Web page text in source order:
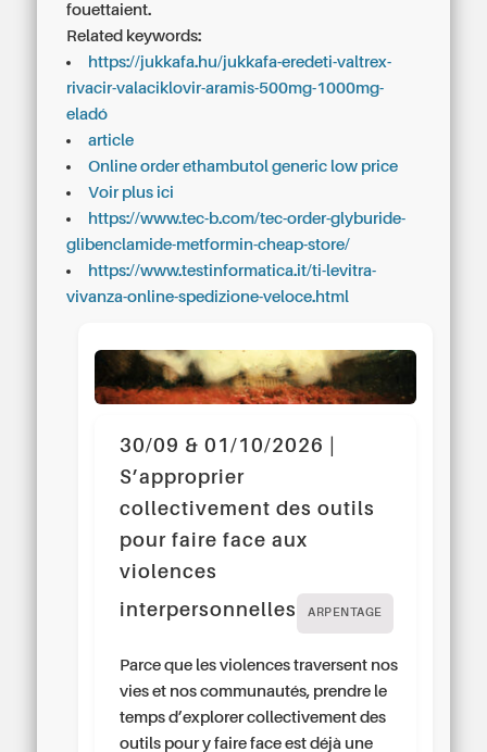
fouettaient.
Related keywords:
https://jukkafa.hu/jukkafa-eredeti-valtrex-
rivacir-valaciklovir-aramis-500mg-1000mg-
eladó
article
Online order ethambutol generic low price
Voir plus ici
https://www.tec-b.com/tec-order-glyburide-
glibenclamide-metformin-cheap-store/
https://www.testinformatica.it/ti-levitra-
vivanza-online-spedizione-veloce.html
30/09 & 01/10/2026 |
S’approprier
collectivement des outils
pour faire face aux
violences
interpersonnelles
ARPENTAGE
Parce que les violences traversent nos
vies et nos communautés, prendre le
temps d’explorer collectivement des
outils pour y faire face est déjà une